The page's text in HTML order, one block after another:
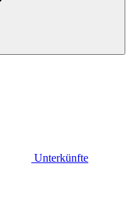
Unterkünfte